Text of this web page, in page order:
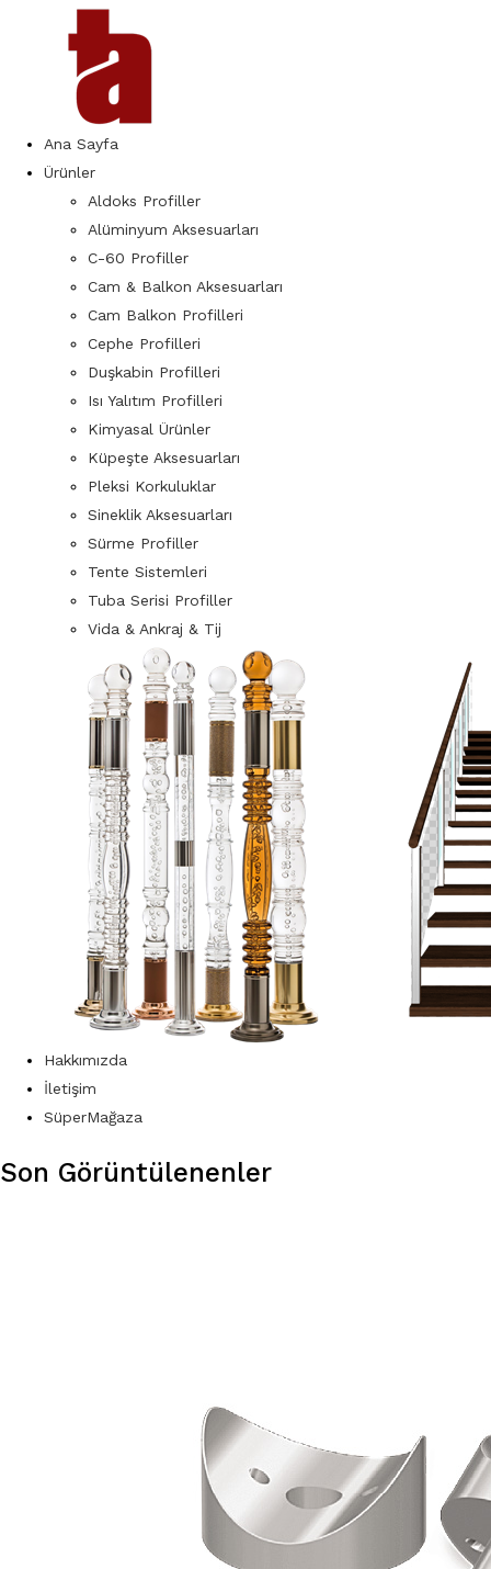
Ana Sayfa
Ürünler
Aldoks Profiller
Alüminyum Aksesuarları
C-60 Profiller
Cam & Balkon Aksesuarları
Cam Balkon Profilleri
Cephe Profilleri
Duşkabin Profilleri
Isı Yalıtım Profilleri
Kimyasal Ürünler
Küpeşte Aksesuarları
Pleksi Korkuluklar
Sineklik Aksesuarları
Sürme Profiller
Tente Sistemleri
Tuba Serisi Profiller
Vida & Ankraj & Tij
Hakkımızda
İletişim
SüperMağaza
Son Görüntülenenler